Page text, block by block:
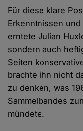
Für diese klare
Erkenntnissen
erntete Julian
sondern auch
Seiten
brachte ihn nicht
zu denken, was
Sammelbandes
mündete.